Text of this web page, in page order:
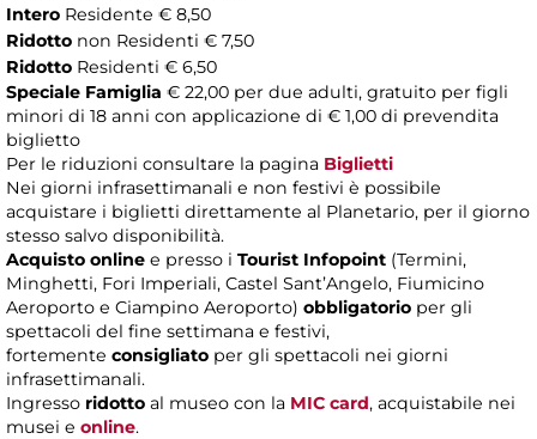
Intero Residente € 8,50
Ridotto non Residenti € 7,50
Ridotto Residenti € 6,50
Speciale Famiglia € 22,00 per due adulti, gratuito per figli
minori di 18 anni con applicazione di € 1,00 di prevendita
biglietto
Per le riduzioni consultare la pagina Biglietti
Nei giorni infrasettimanali e non festivi è possibile
acquistare i biglietti direttamente al Planetario, per il giorno
stesso salvo disponibilità.
Acquisto online e presso i Tourist Infopoint (Termini,
Minghetti, Fori Imperiali, Castel Sant’Angelo, Fiumicino
Aeroporto e Ciampino Aeroporto) obbligatorio per gli
spettacoli del fine settimana e festivi,
fortemente consigliato per gli spettacoli nei giorni
infrasettimanali.
Ingresso ridotto al museo con la MIC card, acquistabile nei
musei e online.